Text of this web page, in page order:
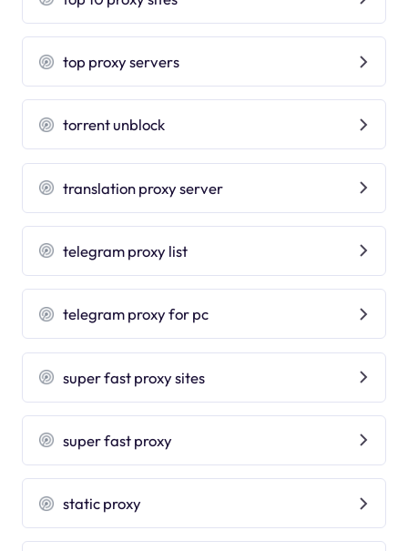
top proxy servers
torrent unblock
translation proxy server
telegram proxy list
telegram proxy for pc
super fast proxy sites
super fast proxy
static proxy